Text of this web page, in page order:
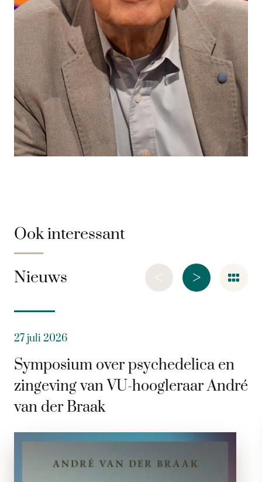
Ook interessant
Nieuws >
<
27 juli 2026
Symposium over psychedelica en
zingeving van VU-hoogleraar André
van der Braak